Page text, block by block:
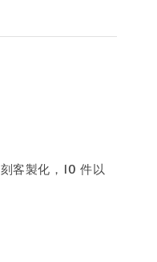
客製化，10 件以